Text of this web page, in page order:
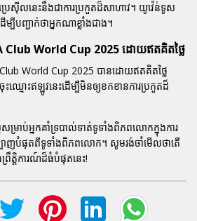
រេស៊ីលនេះនឹងជាការប្រកួតដ៏សាហាវ។ យូវ៉េន់ទូស
ម្បីបញ្ជាក់ថាអ្នកណាខ្លាំងជាង។
Club World Cup 2025 ដោយឥតគិតថ្លៃ
World Cup 2025 បានដោយឥតគិតថ្លៃ
ឈ្មោះឥឡូវនេះដើម្បីមិនឲ្យខកខានការប្រកួតដ៏
ម្រាប់អ្នកគាំទ្របាល់ទាត់ទូទាំងពិភពលោកក្នុងការ
បាញបំផុតពីទូទាំងពិភពលោក។ សូមរង់ចាំមើលថាតើ
ព្រឹត្តិការណ៍ដ៏ធំបំផុតនេះ!